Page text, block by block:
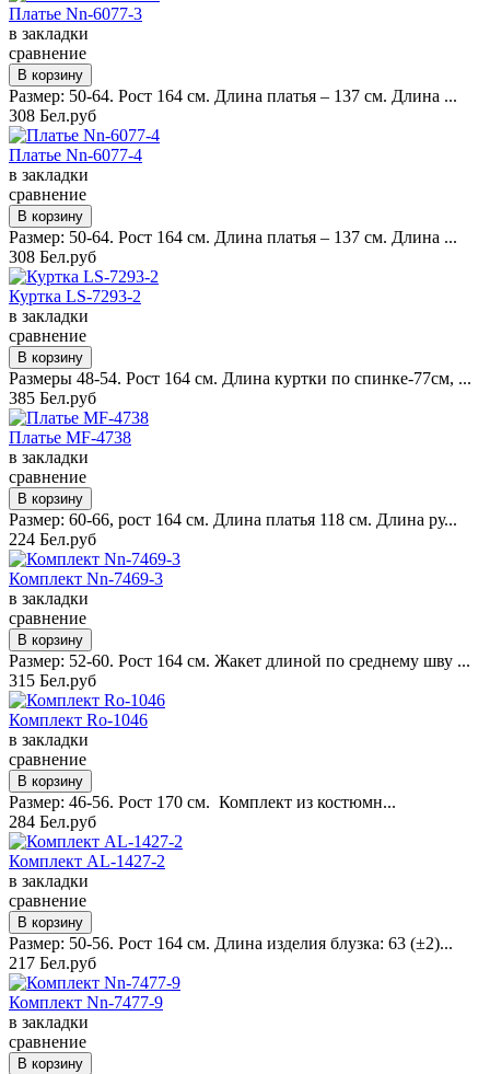
Платье Nn-6077-3
в закладки
сравнение
Размер: 50-64. Рост 164 см. Длина платья – 137 см. Длина ...
308 Бел.руб
Платье Nn-6077-4
в закладки
сравнение
Размер: 50-64. Рост 164 см. Длина платья – 137 см. Длина ...
308 Бел.руб
Куртка LS-7293-2
в закладки
сравнение
Размеры 48-54. Рост 164 см. Длина куртки по спинке-77см, ...
385 Бел.руб
Платье MF-4738
в закладки
сравнение
Размер: 60-66, рост 164 см. Длина платья 118 см. Длина ру...
224 Бел.руб
Комплект Nn-7469-3
в закладки
сравнение
Размер: 52-60. Рост 164 см. Жакет длиной по среднему шву ...
315 Бел.руб
Комплект Ro-1046
в закладки
сравнение
Размер: 46-56. Рост 170 см. Комплект из костюмн...
284 Бел.руб
Комплект AL-1427-2
в закладки
сравнение
Размер: 50-56. Рост 164 см. Длина изделия блузка: 63 (±2)...
217 Бел.руб
Комплект Nn-7477-9
в закладки
сравнение